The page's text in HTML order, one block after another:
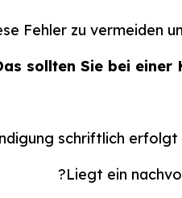
Fehler zu vermeiden
schriftlich erfolgt
Liegt ein